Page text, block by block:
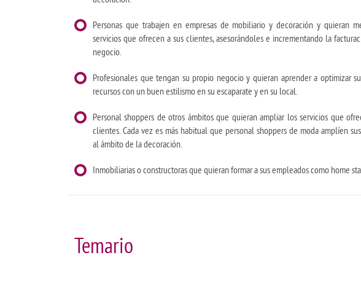
Personas que trabajen en empresas de mobiliario y decoración y quieran
servicios que ofrecen a sus clientes, asesorándoles e incrementando la
negocio.
Profesionales que tengan su propio negocio y quieran aprender a optimizar
recursos con un buen estilismo en su escaparate y en su local.
Personal shoppers de otros ámbitos que quieran ampliar los servicios que
clientes. Cada vez es más habitual que personal shoppers de moda amplíen
al ámbito de la decoración.
Inmobiliarias o constructoras que quieran formar a sus empleados como home
Temario